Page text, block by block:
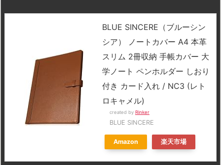
BLUE SINCERE（ブルーシン
シア） ノートカバー A4 本革
スリム 2冊収納 手帳カバー 大
学ノート ペンホルダー しおり
付き カード入れ / NC3 (レト
ロキャメル)
created by Rinker
BLUE SINCERE
Amazon 楽天市場